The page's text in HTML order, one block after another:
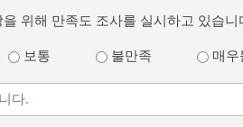
위해 만족도 조사를 실시하고 있습
보통 불만족 매우